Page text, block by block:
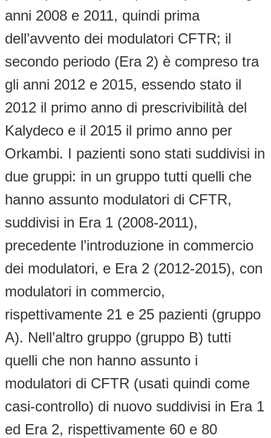
anni 2008 e 2011, quindi prima
dell’avvento dei modulatori CFTR; il
secondo periodo (Era 2) è compreso tra
gli anni 2012 e 2015, essendo stato il
2012 il primo anno di prescrivibilità del
Kalydeco e il 2015 il primo anno per
Orkambi. I pazienti sono stati suddivisi in
due gruppi: in un gruppo tutti quelli che
hanno assunto modulatori di CFTR,
suddivisi in Era 1 (2008-2011),
precedente l’introduzione in commercio
dei modulatori, e Era 2 (2012-2015), con
modulatori in commercio,
rispettivamente 21 e 25 pazienti (gruppo
A). Nell’altro gruppo (gruppo B) tutti
quelli che non hanno assunto i
modulatori di CFTR (usati quindi come
casi-controllo) di nuovo suddivisi in Era 1
ed Era 2, rispettivamente 60 e 80